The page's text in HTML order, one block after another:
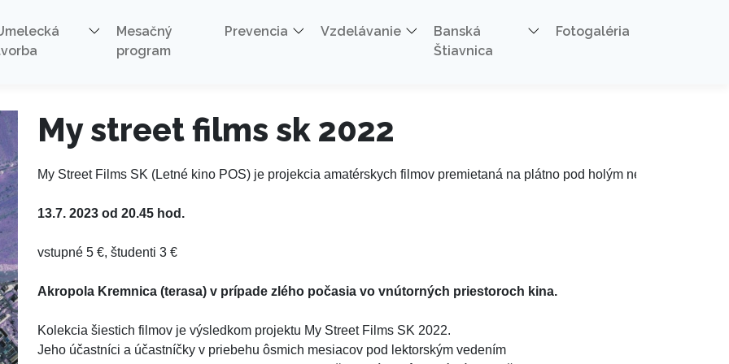
Mesačný
program
Prevencia Vzdelávanie
Banská
Štiavnica
Fotogaléria
My street films sk 2022
My Street Films SK (Letné kino POS) je projekcia amatérskych filmov premietaná na plátno pod holým nebom.
13.7. 2023 od 20.45 hod.
vstupné 5 €, študenti 3 €
Akropola Kremnica (terasa) v prípade zlého počasia vo vnútorných priestoroch kina.
Kolekcia šiestich filmov je výsledkom projektu My Street Films SK 2022.
Jeho účastníci a účastníčky v priebehu ôsmich mesiacov pod lektorským vedením